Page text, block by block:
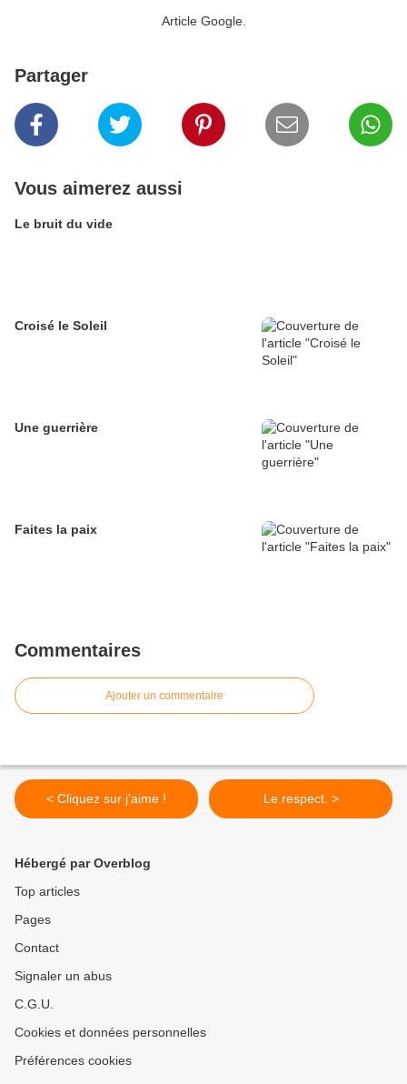
Article Google.
Partager
Vous aimerez aussi
Le bruit du vide
Croisé le Soleil
Une guerrière
Faites la paix
Commentaires
Ajouter un commentaire
< Cliquez sur j'aime ! Le respect. >
Hébergé par Overblog
Top articles
Pages
Contact
Signaler un abus
C.G.U.
Cookies et données personnelles
Préférences cookies